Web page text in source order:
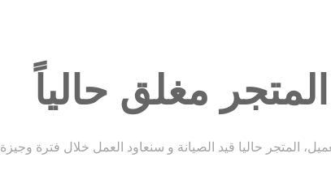
المتجر مغلق حالياً
المتجر حاليا قيد الصيانة و سنعاود العمل خلال فترة وجيزة